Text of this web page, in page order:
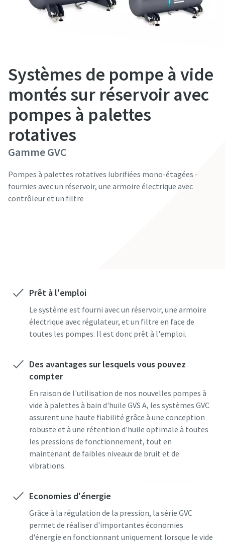
Systèmes de pompe à vide
montés sur réservoir avec
pompes à palettes
rotatives
Gamme GVC
Pompes à palettes rotatives lubrifiées mono-étagées -
fournies avec un réservoir, une armoire électrique avec
contrôleur et un filtre
Prêt à l'emploi
Le système est fourni avec un réservoir, une armoire
électrique avec régulateur, et un filtre en face de
toutes les pompes. Il est donc prêt à l'emploi.
Des avantages sur lesquels vous pouvez
compter
En raison de l'utilisation de nos nouvelles pompes à
vide à palettes à bain d'huile GVS A, les systèmes GVC
assurent une haute fiabilité grâce à une conception
robuste et à une rétention d'huile optimale à toutes
les pressions de fonctionnement, tout en
maintenant de faibles niveaux de bruit et de
vibrations.
Economies d'énergie
Grâce à la régulation de la pression, la série GVC
permet de réaliser d'importantes économies
d'énergie en fonctionnant uniquement lorsque le vide
Nom
E-mail
Téléphone
Informations supplémentaires
Société
Ville
Demande
Toute question ou demande
En soumettant cette demande,
vous permettez à Atlas Copco de
vous contacter grâce aux
Nom
E-mail
Téléphone
Informations supplémentaires
Société
Ville
Demande
Toute question ou demande
En soumettant cette demande,
vous permettez à Atlas Copco de
vous contacter grâce aux
Nom
E-mail
Téléphone
Informations supplémentaires
Société
Ville
Demande
Toute question ou demande
En soumettant cette demande,
vous permettez à Atlas Copco de
vous contacter grâce aux